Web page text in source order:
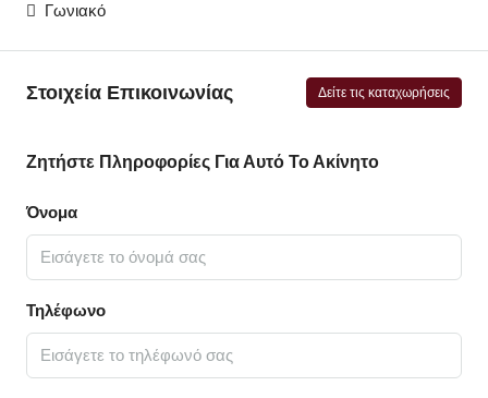
Γωνιακό
Στοιχεία Επικοινωνίας Δείτε τις καταχωρήσεις
Ζητήστε Πληροφορίες Για Αυτό Το Ακίνητο
Όνομα
Τηλέφωνο